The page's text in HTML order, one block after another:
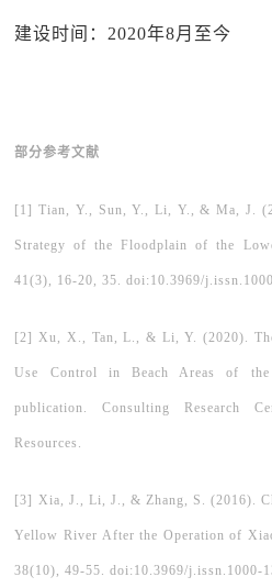
建设时间：2020年8月至今
部分参考文献
[1] Tian, Y., Sun, Y., Li, Y., & Ma, J.
Strategy of the Floodplain of the
41(3), 16-20, 35. doi:10.3969/
[2] Xu, X., Tan, L., & Li, Y. (2020).
Use Control in Beach Areas of
publication. Consulting Research
Resources.
[3] Xia, J., Li, J., & Zhang, S. (2016).
Yellow River After the Operation of
38(10), 49-55. doi:10.3969/j.issn.1000-